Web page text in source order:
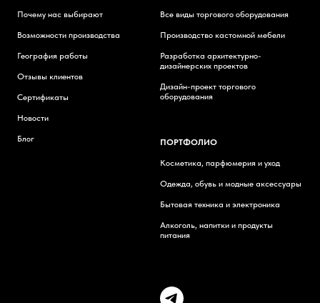
Почему нас выбирают
Возможности производства
География работы
Отзывы клиентов
Сертификаты
Новости
Блог
Все виды торгового оборудования
Производство кастомной мебели
Разработка архитектурно-
дизайнерских проектов
Дизайн-проект торгового
оборудования
ПОРТФОЛИО
Косметика, парфюмерия и уход
Одежда, обувь и модные аксессуары
Бытовая техника и электроника
Алкоголь, напитки и продукты
питания